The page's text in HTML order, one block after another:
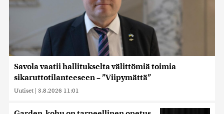
Savola vaatii hallitukselta välittömiä toimia
sikaruttotilanteeseen – ”Viipymättä”
Uutiset | 3.8.2026 11:01